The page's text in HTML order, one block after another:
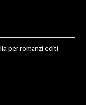
per romanzi editi